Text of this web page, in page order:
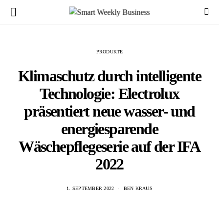
PRODUKTE
Klimaschutz durch intelligente
Technologie: Electrolux
präsentiert neue wasser- und
energiesparende
Wäschepflegeserie auf der IFA
2022
1. SEPTEMBER 2022 BEN KRAUS